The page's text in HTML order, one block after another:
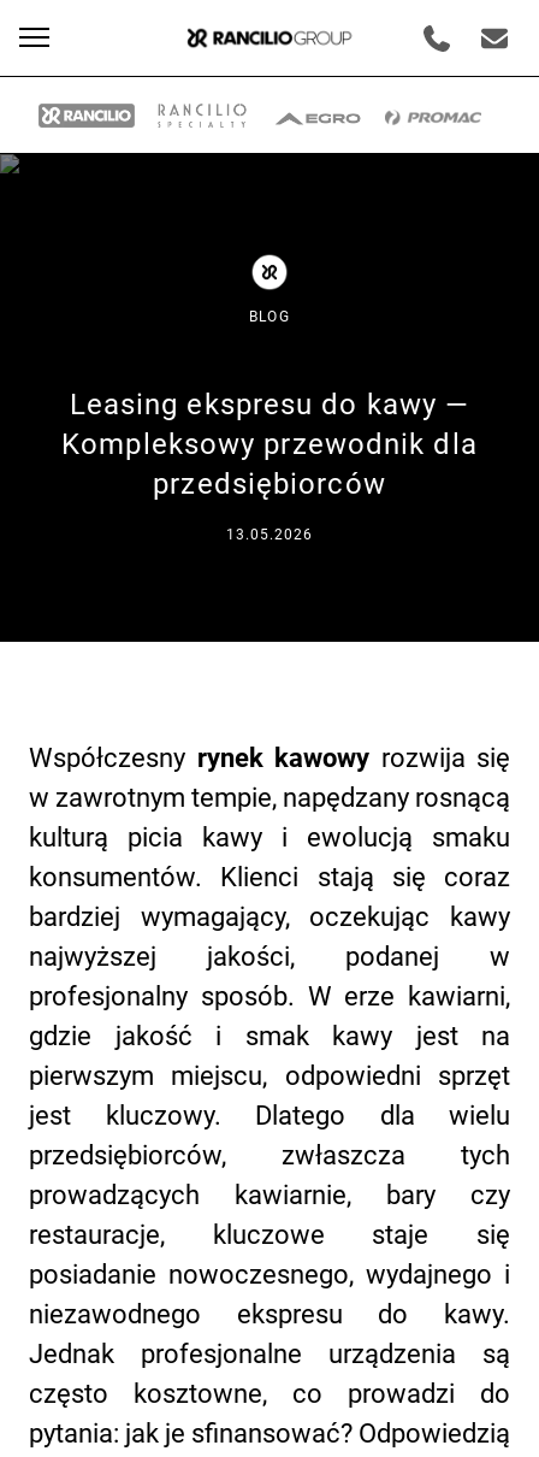
BLOG
Leasing ekspresu do kawy —
Kompleksowy przewodnik dla
przedsiębiorców
13.05.2026
Współczesny rynek kawowy rozwija się
w zawrotnym tempie, napędzany rosnącą
kulturą picia kawy i ewolucją smaku
konsumentów. Klienci stają się coraz
bardziej wymagający, oczekując kawy
najwyższej jakości, podanej w
profesjonalny sposób. W erze kawiarni,
gdzie jakość i smak kawy jest na
pierwszym miejscu, odpowiedni sprzęt
jest kluczowy. Dlatego dla wielu
przedsiębiorców, zwłaszcza tych
prowadzących kawiarnie, bary czy
restauracje, kluczowe staje się
posiadanie nowoczesnego, wydajnego i
niezawodnego ekspresu do kawy.
Jednak profesjonalne urządzenia są
często kosztowne, co prowadzi do
pytania: jak je sfinansować? Odpowiedzią
Oferta
Historia
Nasze laboratoria
Zrównoważony rozwój
Rancilio Connect
Kontakt
Subskrybuj newsletter